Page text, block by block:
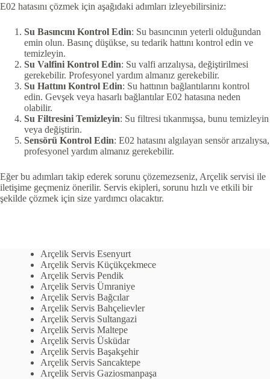
E02 hatasını çözmek için aşağıdaki adımları izleyebilirsiniz:
Su Basıncını Kontrol Edin: Su basıncının yeterli olduğundan
emin olun. Basınç düşükse, su tedarik hattını kontrol edin ve
temizleyin.
Su Valfini Kontrol Edin: Su valfi arızalıysa, değiştirilmesi
gerekebilir. Profesyonel yardım almanız gerekebilir.
Su Hattını Kontrol Edin: Su hattının bağlantılarını kontrol
edin. Gevşek veya hasarlı bağlantılar E02 hatasına neden
olabilir.
Su Filtresini Temizleyin: Su filtresi tıkanmışsa, bunu temizleyin
veya değiştirin.
Sensörü Kontrol Edin: E02 hatasını algılayan sensör arızalıysa,
profesyonel yardım almanız gerekebilir.
Eğer bu adımları takip ederek sorunu çözemezseniz, Arçelik servisi ile
iletişime geçmeniz önerilir. Servis ekipleri, sorunu hızlı ve etkili bir
şekilde çözmek için size yardımcı olacaktır.
Arçelik Servis Esenyurt
Arçelik Servis Küçükçekmece
Arçelik Servis Pendik
Arçelik Servis Ümraniye
Arçelik Servis Bağcılar
Arçelik Servis Bahçelievler
Arçelik Servis Sultangazi
Arçelik Servis Maltepe
Arçelik Servis Üsküdar
Arçelik Servis Başakşehir
Arçelik Servis Sancaktepe
Arçelik Servis Gaziosmanpaşa